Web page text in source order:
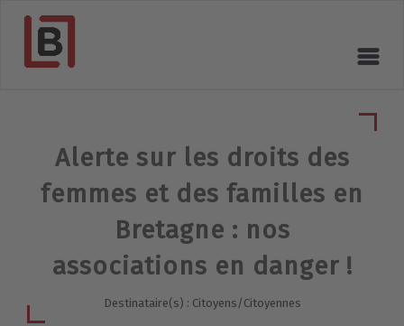
Alerte sur les droits des
femmes et des familles en
Bretagne : nos
associations en danger !
Destinataire(s) : Citoyens/Citoyennes